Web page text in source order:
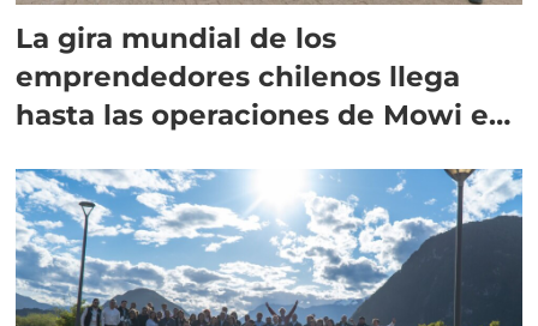
La gira mundial de los
emprendedores chilenos llega
hasta las operaciones de Mowi en